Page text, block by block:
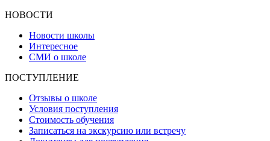
НОВОСТИ
Новости школы
Интересное
СМИ о школе
ПОСТУПЛЕНИЕ
Отзывы о школе
Условия поступления
Стоимость обучения
Записаться на экскурсию или встречу